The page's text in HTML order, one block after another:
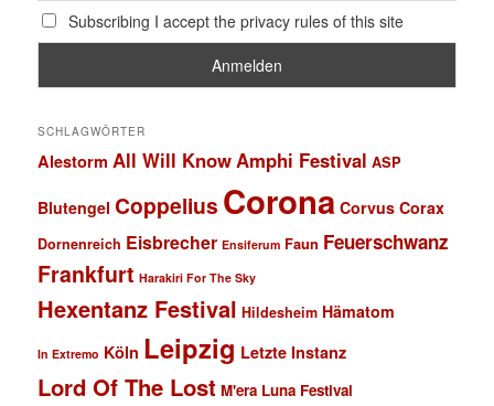
Subscribing I accept the privacy rules of this site
SCHLAGWÖRTER
Alestorm All Will KnowAmphi Festival ASP
Blutengel Coppelius Corona Corvus Corax
Dornenreich Eisbrecher Ensiferum Faun Feuerschwanz
Frankfurt Harakiri For The Sky
Hexentanz Festival Hildesheim Hämatom
In Extremo Köln Leipzig Letzte Instanz
Lord Of The Lost M'era Luna Festival